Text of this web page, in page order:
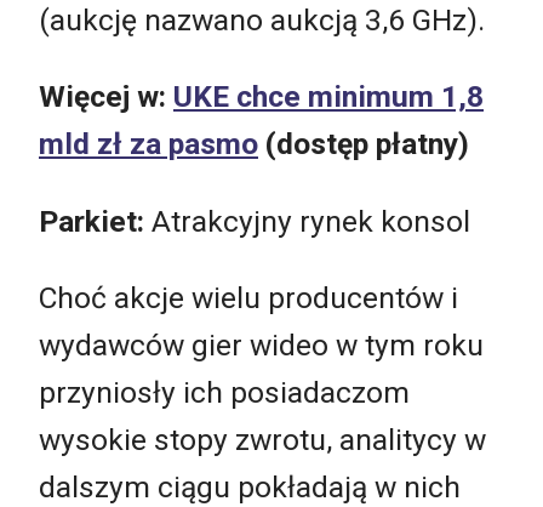
(aukcję nazwano aukcją 3,6 GHz).
Więcej w: UKE chce minimum 1,8
mld zł za pasmo (dostęp płatny)
Parkiet: Atrakcyjny rynek konsol
Choć akcje wielu producentów i
wydawców gier wideo w tym roku
przyniosły ich posiadaczom
wysokie stopy zwrotu, analitycy w
dalszym ciągu pokładają w nich